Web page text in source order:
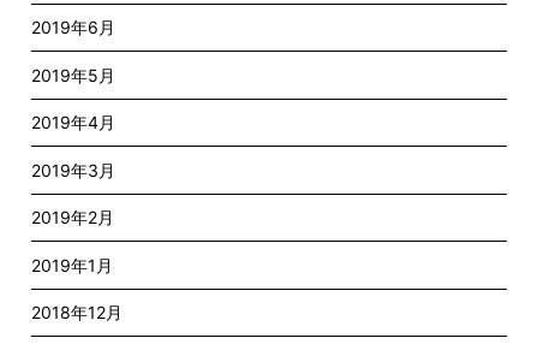
2019年6月
2019年5月
2019年4月
2019年3月
2019年2月
2019年1月
2018年12月